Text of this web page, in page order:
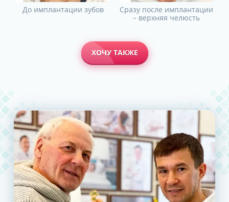
До имплантации зубов
Сразу после имплантации
– верхняя челюсть
ХОЧУ ТАКЖЕ